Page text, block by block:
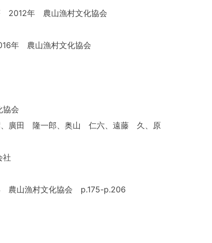
年 農山漁村文化協会
年 農山漁村文化協会
会
廣田 隆一郎、奥山 仁六、遠藤 久、原
社
農山漁村文化協会 p.175-p.206